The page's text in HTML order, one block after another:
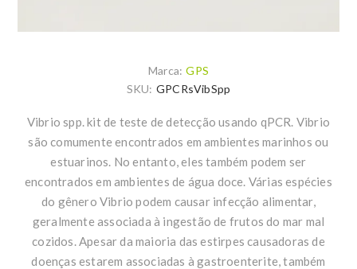
Marca: GPS
SKU: GPCRsVibSpp
Vibrio spp. kit de teste de detecção usando qPCR. Vibrio
são comumente encontrados em ambientes marinhos ou
estuarinos. No entanto, eles também podem ser
encontrados em ambientes de água doce. Várias espécies
do gênero Vibrio podem causar infecção alimentar,
geralmente associada à ingestão de frutos do mar mal
cozidos. Apesar da maioria das estirpes causadoras de
doenças estarem associadas à gastroenterite, também